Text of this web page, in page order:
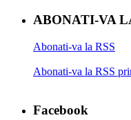
ABONATI-VA
Abonati-va la RSS
Abonati-va la RSS
Facebook